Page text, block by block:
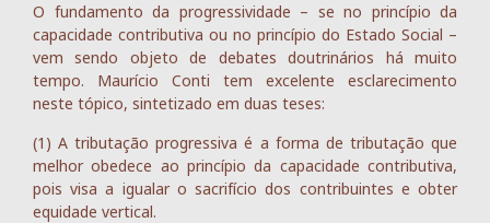
O fundamento da progressividade – se no princípio da
capacidade contributiva ou no princípio do Estado Social –
vem sendo objeto de debates doutrinários há muito
tempo. Maurício Conti tem excelente esclarecimento
neste tópico, sintetizado em duas teses:
(1) A tributação progressiva é a forma de tributação que
melhor obedece ao princípio da capacidade contributiva,
pois visa a igualar o sacrifício dos contribuintes e obter
equidade vertical.